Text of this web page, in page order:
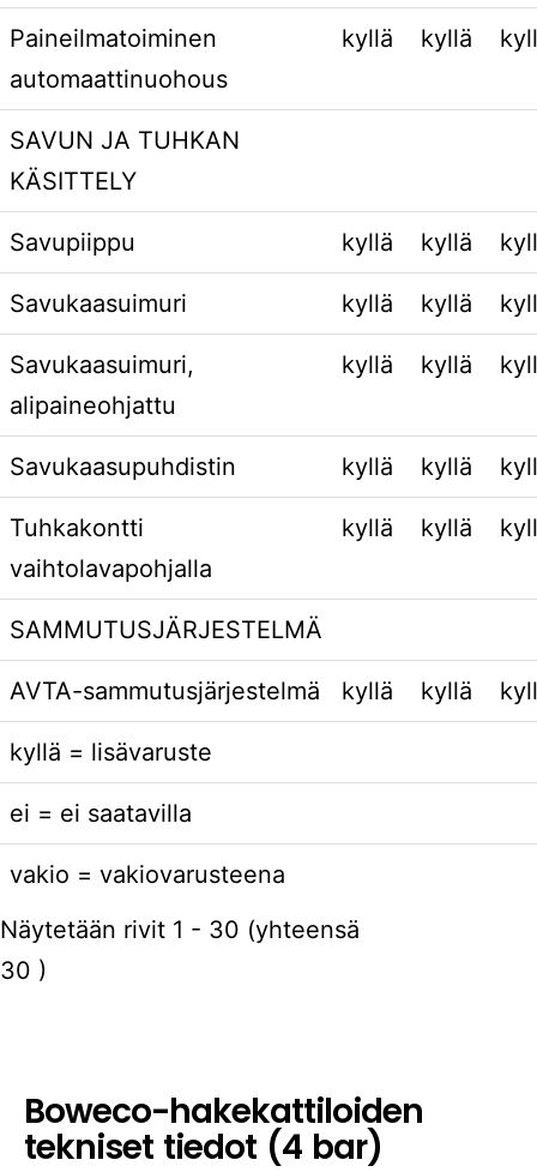
Paineilmatoiminen
automaattinuohous
kyllä kyllä
SAVUN JA TUHKAN
KÄSITTELY
Savupiippu kyllä kyllä
Savukaasuimuri kyllä kyllä
Savukaasuimuri,
alipaineohjattu
kyllä kyllä
Savukaasupuhdistin kyllä kyllä
Tuhkakontti
vaihtolavapohjalla
kyllä kyllä
SAMMUTUSJÄRJESTELMÄ
AVTA-sammutusjärjestelmä kyllä kyllä
kyllä = lisävaruste
ei = ei saatavilla
vakio = vakiovarusteena
Näytetään rivit 1 - 30 (yhteensä
30 )
Boweco-hakekattiloiden
tekniset tiedot (4 bar)